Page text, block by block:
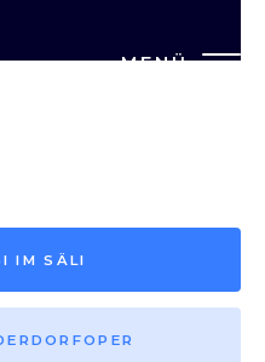
MENÜ
2013
IM SÄLI